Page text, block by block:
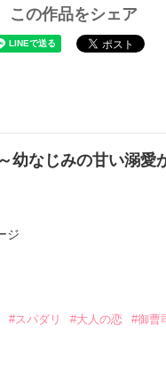
この作品をシェア
幼なじみの甘い溺愛
ジ
#スパダリ #大人の恋 #御曹